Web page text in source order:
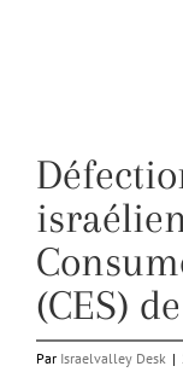
(CES)
Par Israelvalley Desk |